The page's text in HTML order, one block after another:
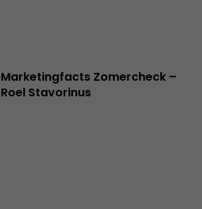
Marketingfacts Zomercheck –
Roel Stavorinus